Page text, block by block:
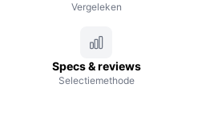
Vergeleken
Specs & reviews
Selectiemethode